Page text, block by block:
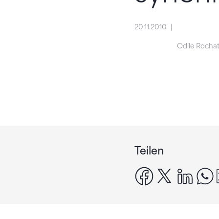
20.11.2010
Odile Rochat
Teilen
facebook
x